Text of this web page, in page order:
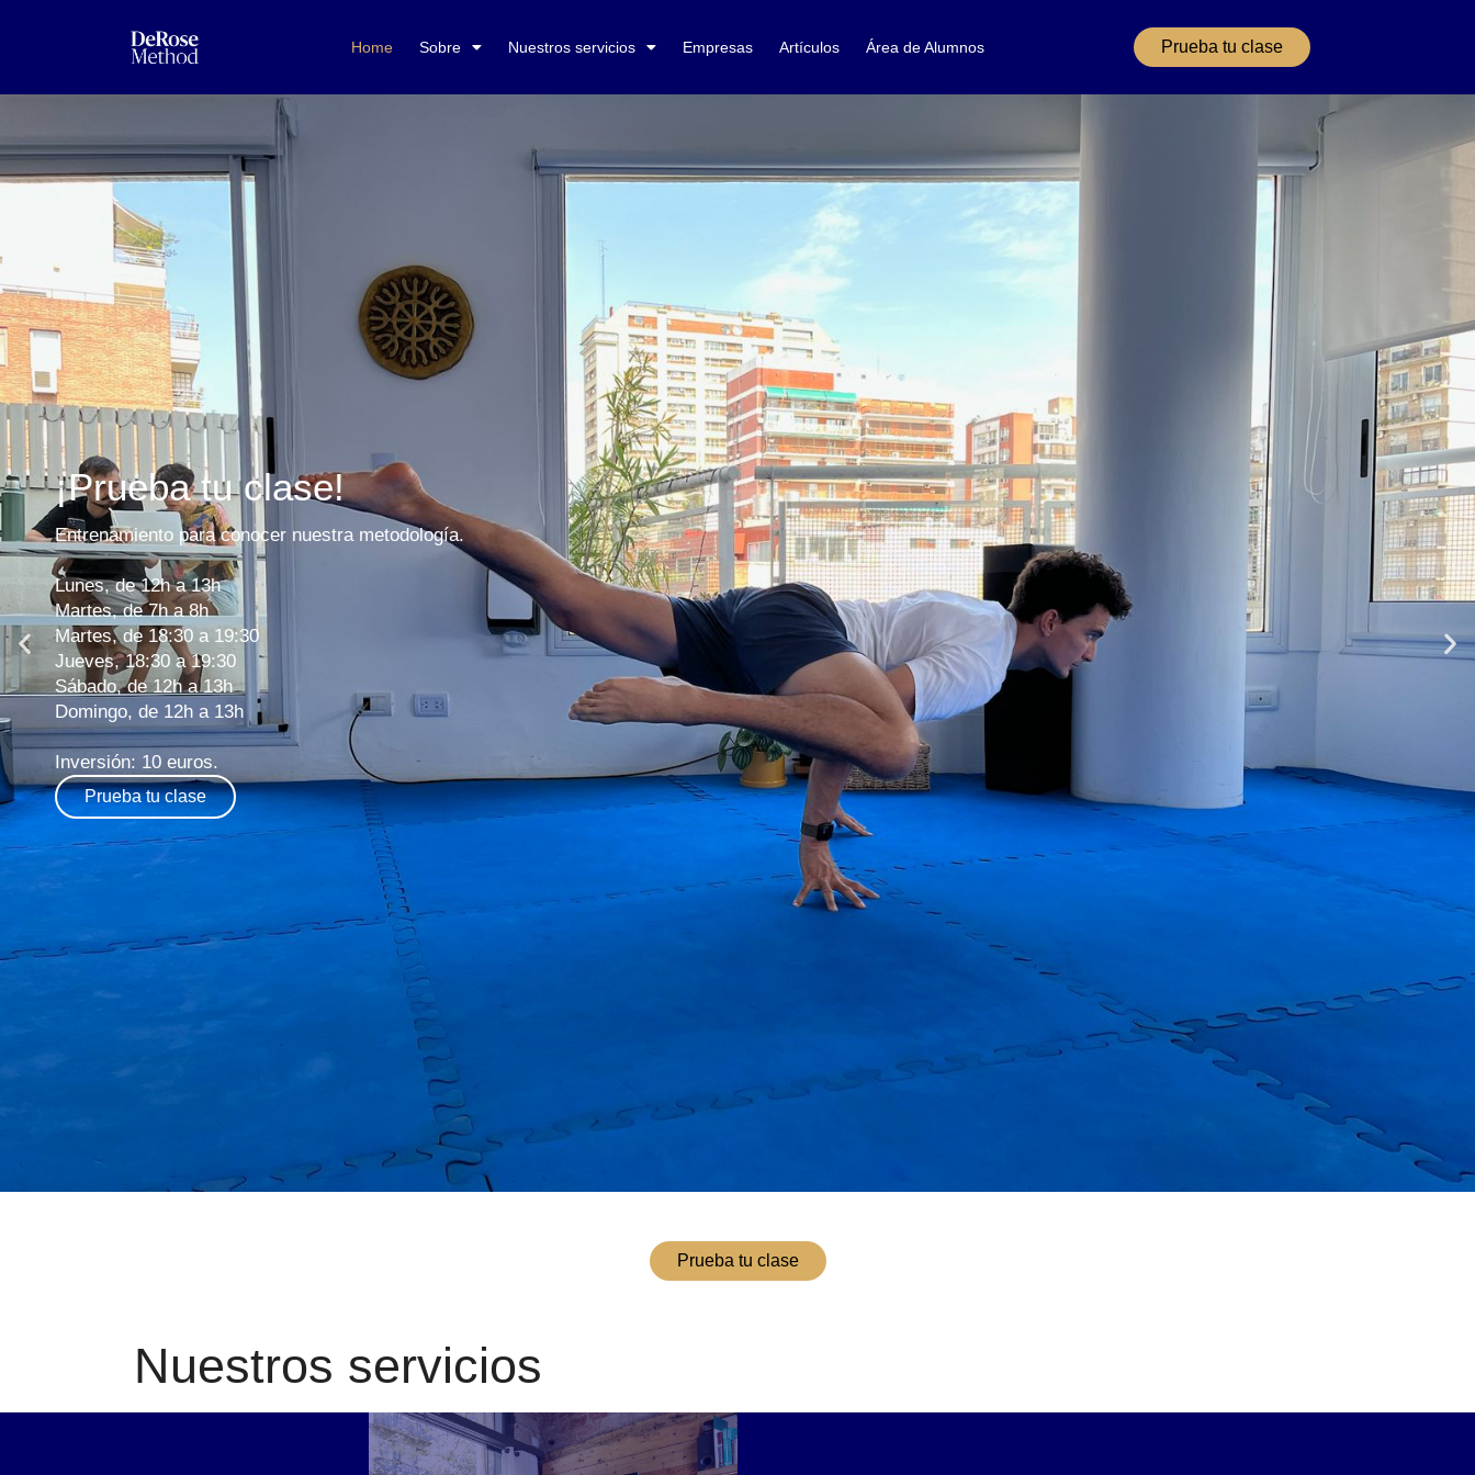
Home Sobre Nuestros servicios Empresas Artículos Área de Alumnos Prueba tu clase
¡Prueba tu clase!
Entrenamiento para conocer nuestra metodología.
Lunes, de 12h a 13h
Martes, de 7h a 8h
Martes, de 18:30 a 19:30
Jueves, 18:30 a 19:30
Sábado, de 12h a 13h
Domingo, de 12h a 13h
Inversión: 10 euros.
Prueba tu clase
Prueba tu clase
Nuestros servicios